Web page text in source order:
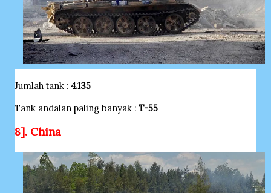
Jumlah tank : 4.135
Tank andalan paling banyak : T-55
8]. China